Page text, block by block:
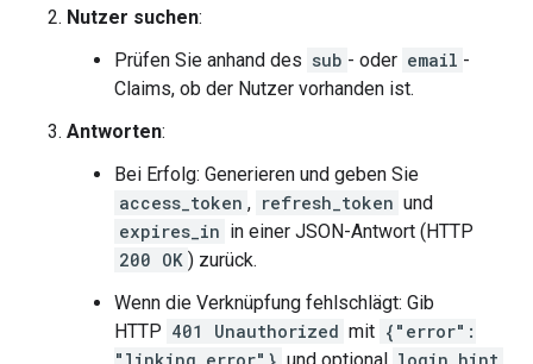
Nutzer suchen:
Prüfen Sie anhand des sub - oder email -
Claims, ob der Nutzer vorhanden ist.
Antworten:
Bei Erfolg: Generieren und geben Sie
access_token , refresh_token und
expires_in in einer JSON-Antwort (HTTP
200 OK ) zurück.
Wenn die Verknüpfung fehlschlägt: Gib
HTTP 401 Unauthorized mit {"error":